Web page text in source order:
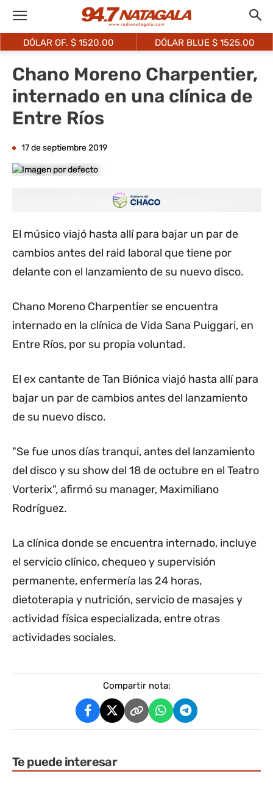
DÓLAR OF. $ 1520.00 DÓLAR BLUE $ 1525.00
Chano Moreno Charpentier,
internado en una clínica de
Entre Ríos
17 de septiembre 2019
El músico viajó hasta allí para bajar un par de
cambios antes del raid laboral que tiene por
delante con el lanzamiento de su nuevo disco.
Chano Moreno Charpentier se encuentra
internado en la clínica de Vida Sana Puiggari, en
Entre Ríos, por su propia voluntad.
El ex cantante de Tan Biónica viajó hasta allí para
bajar un par de cambios antes del lanzamiento
de su nuevo disco.
"Se fue unos días tranqui, antes del lanzamiento
del disco y su show del 18 de octubre en el Teatro
Vorterix", afirmó su manager, Maximiliano
Rodríguez.
La clínica donde se encuentra internado, incluye
el servicio clínico, chequeo y supervisión
permanente, enfermería las 24 horas,
dietoterapia y nutrición, servicio de masajes y
actividad física especializada, entre otras
actividades sociales.
Compartir nota:
Te puede interesar